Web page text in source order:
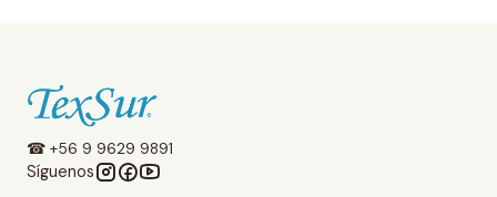
☎ +56 9 9629 9891
Síguenos